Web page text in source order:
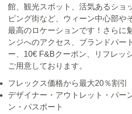
館、観光スポット、活気あるショ
ピング街など、ウィーン中心部や
最高のロケーションです！さらに
ンジへのアクセス、ブランドパー
ー、10€ F&Bクーポン、リフレッ
ご用意しております。
フレックス価格から最大20％割引
デザイナー・アウトレット・パー
ン・パスポート